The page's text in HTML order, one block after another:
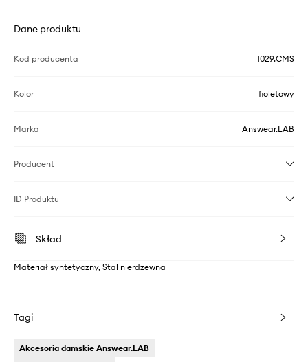
Dane produktu
Kod producenta 1029.CMS
Kolor fioletowy
Marka Answear.LAB
Producent
ID Produktu
Skład
Materiał syntetyczny, Stal nierdzewna
Tagi
Akcesoria damskie Answear.LAB